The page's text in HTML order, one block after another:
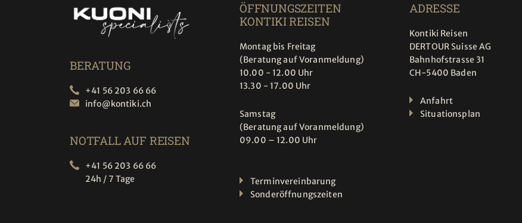
BERATUNG
+41 56 203 66 66
info@kontiki.ch
NOTFALL AUF REISEN
+41 56 203 66 66
24h / 7 Tage
ÖFFNUNGSZEITEN
KONTIKI REISEN
Montag bis Freitag
(Beratung auf Voranmeldung)
10.00 - 12.00 Uhr
13.30 - 17.00 Uhr
Samstag
(Beratung auf Voranmeldung)
09.00 – 12.00 Uhr
Terminvereinbarung
Sonderöffnungszeiten
ADRESSE
Kontiki Reisen
DERTOUR Suisse AG
Bahnhofstrasse 31
CH-5400 Baden
Anfahrt
Situationsplan